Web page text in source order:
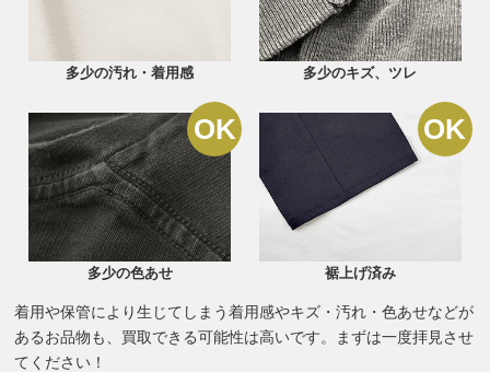
多少の汚れ・着用感 多少のキズ、ツレ
多少の色あせ 裾上げ済み
着用や保管により生じてしまう着用感やキズ・汚れ・色あせなどが
あるお品物も、買取できる可能性は高いです。まずは一度拝見させ
てください！